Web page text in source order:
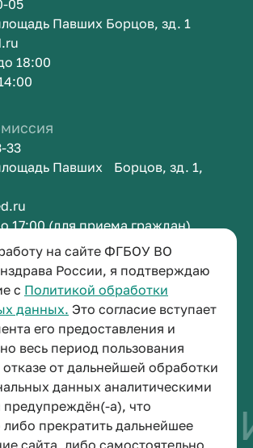
на сайте ФГБОУ ВО
России, я подтверждаю
с Политикой обработки
данных. Это согласие вступает
его предоставления и
весь период пользования
от дальнейшей обработки
данных аналитическими
предупреждён(-а), что
прекратить дальнейшее
сайта, либо самостоятельно
05
Павших Борцов, зд. 1
18:00
33
Павших Борцов, зд. 1,
17:00 (для приема граждан)
05
площадь Павших Борцов, зд. 1,
17.00 (перерыв с 12.30 до 13.00)
врачом